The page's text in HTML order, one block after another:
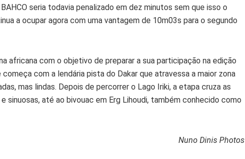
seria todavia penalizado em dez minutos sem que isso o
a ocupar agora com uma vantagem de 10m03s para o segundo
africana com o objetivo de preparar a sua participação na edição
com a lendária pista do Dakar que atravessa a maior zona
mas lindas. Depois de percorrer o Lago Iriki, a etapa cruza as
sinuosas, até ao bivouac em Erg Lihoudi, também conhecido como
Nuno Dinis Photos